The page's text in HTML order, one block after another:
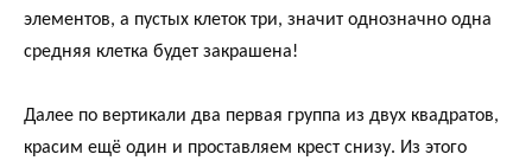
элементов, а пустых клеток три, значит однозначно одна
средняя клетка будет закрашена!
Далее по вертикали два первая группа из двух квадратов,
красим ещё один и проставляем крест снизу. Из этого